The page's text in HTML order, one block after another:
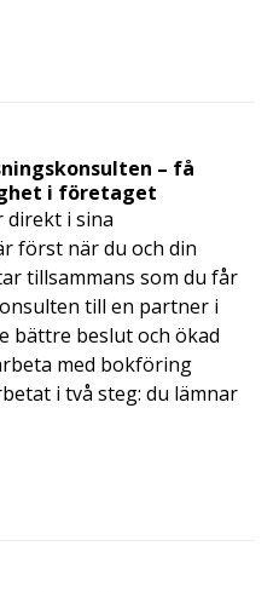
– få
i företaget
i sina
först när du och din
tillsammans som du får
till en partner i
bättre beslut och ökad
med bokföring
i två steg: du lämnar